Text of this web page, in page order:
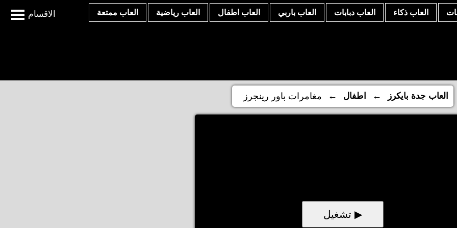
الاقسام العاب ذكاء العاب دبابات العاب باربي العاب اطفال العاب رياضية العاب ممتعة
العاب جدة بايكرز ← اطفال ← مغامرات باور رينجرز
▶ تشغيل